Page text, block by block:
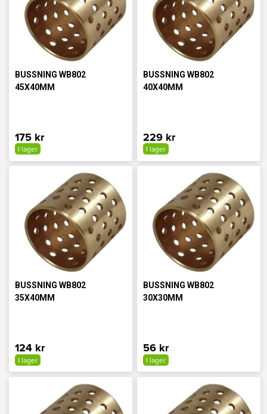
BUSSNING WB802
45X40MM
175 kr
I lager
BUSSNING WB802
40X40MM
229 kr
I lager
BUSSNING WB802
35X40MM
124 kr
I lager
BUSSNING WB802
30X30MM
56 kr
I lager